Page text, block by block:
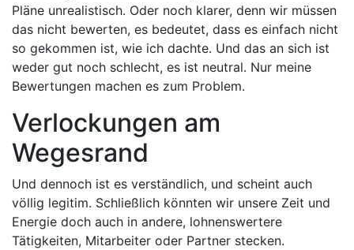
Pläne unrealistisch. Oder noch klarer, denn wir müssen
das nicht bewerten, es bedeutet, dass es einfach nicht
so gekommen ist, wie ich dachte. Und das an sich ist
weder gut noch schlecht, es ist neutral. Nur meine
Bewertungen machen es zum Problem.
Verlockungen am
Wegesrand
Und dennoch ist es verständlich, und scheint auch
völlig legitim. Schließlich könnten wir unsere Zeit und
Energie doch auch in andere, lohnenswertere
Tätigkeiten, Mitarbeiter oder Partner stecken.